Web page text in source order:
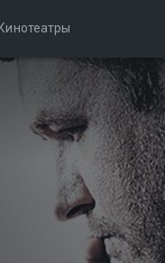
Кинотеатры